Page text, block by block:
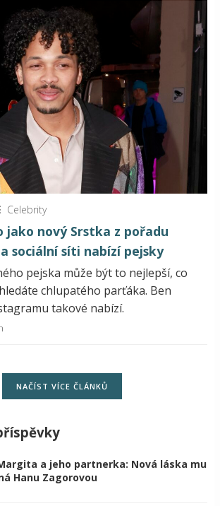
Celebrity
jako nový Srstka z pořadu
sociální síti nabízí pejsky
pejska může být to nejlepší, co
chlupatého parťáka. Ben
takové nabízí.
NAČÍST VÍCE ČLÁNKŮ
a jeho partnerka: Nová láska mu
Hanu Zagorovou